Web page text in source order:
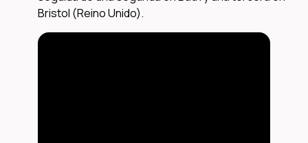
Bristol (Reino Unido).